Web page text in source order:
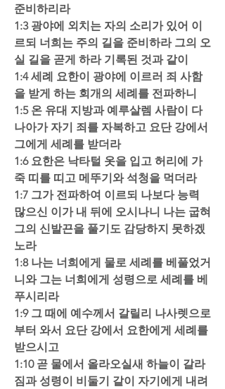
준비하리라
1:3 광야에 외치는 자의 소리가 있어 이
르되 너희는 주의 길을 준비하라 그의 오
실 길을 곧게 하라 기록된 것과 같이
1:4 세례 요한이 광야에 이르러 죄 사함
을 받게 하는 회개의 세례를 전파하니
1:5 온 유대 지방과 예루살렘 사람이 다
나아가 자기 죄를 자복하고 요단 강에서
그에게 세례를 받더라
1:6 요한은 낙타털 옷을 입고 허리에 가
죽 띠를 띠고 메뚜기와 석청을 먹더라
1:7 그가 전파하여 이르되 나보다 능력
많으신 이가 내 뒤에 오시나니 나는 굽혀
그의 신발끈을 풀기도 감당하지 못하겠
노라
1:8 나는 너희에게 물로 세례를 베풀었거
니와 그는 너희에게 성령으로 세례를 베
푸시리라
1:9 그 때에 예수께서 갈릴리 나사렛으로
부터 와서 요단 강에서 요한에게 세례를
받으시고
1:10 곧 물에서 올라오실새 하늘이 갈라
짐과 성령이 비둘기 같이 자기에게 내려